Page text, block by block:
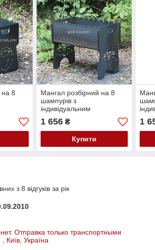
на 8
Мангал розбірний на 8
шампурів з
індивідуальним
гравіюванням
1 656₴
Купити
1
з 8 відгуків за рік
Отправка только транспортными
Київ, Україна